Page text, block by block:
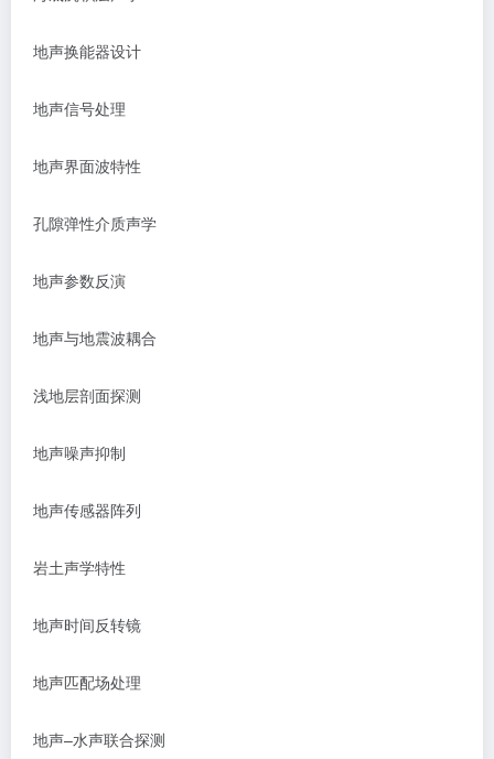
地声换能器设计
地声信号处理
地声界面波特性
孔隙弹性介质声学
地声参数反演
地声与地震波耦合
浅地层剖面探测
地声噪声抑制
地声传感器阵列
岩土声学特性
地声时间反转镜
地声匹配场处理
地声–水声联合探测